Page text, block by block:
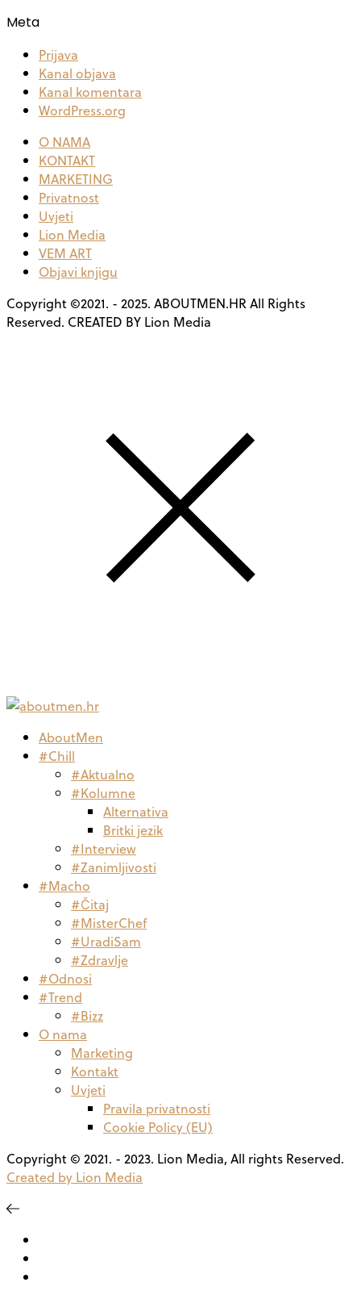
Meta
Prijava
Kanal objava
Kanal komentara
WordPress.org
O NAMA
KONTAKT
MARKETING
Privatnost
Uvjeti
Lion Media
VEM ART
Objavi knjigu
Copyright ©2021. - 2025. ABOUTMEN.HR All Rights
Reserved. CREATED BY Lion Media
AboutMen
#Chill
#Aktualno
#Kolumne
Alternativa
Britki jezik
#Interview
#Zanimljivosti
#Macho
#Čitaj
#MisterChef
#UradiSam
#Zdravlje
#Odnosi
#Trend
#Bizz
O nama
Marketing
Kontakt
Uvjeti
Pravila privatnosti
Cookie Policy (EU)
Copyright © 2021. - 2023. Lion Media, All rights Reserved.
Created by Lion Media